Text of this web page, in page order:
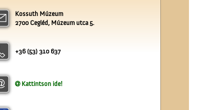
Kossuth Múzeum
2700 Cegléd, Múzeum utca 5.
+36 (53) 310 637
Kattintson ide!